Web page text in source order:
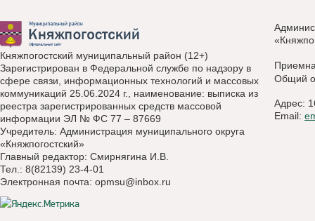
Княжпогостский муниципальный район (12+)
Зарегистрирован в Федеральной службе по надзору в
сфере связи, информационных технологий и массовых
коммуникаций 25.06.2024 г., наименование: выписка из
реестра зарегистрированных средств массовой
информации ЭЛ № ФС 77 – 87669
Учредитель: Администрация муниципального округа
«Княжпогостский»
Главный редактор: Смирнягина И.В.
Тел.: 8(82139) 23-4-01
Электронная почта: opmsu@inbox.ru
Общий
Адрес:
Email: